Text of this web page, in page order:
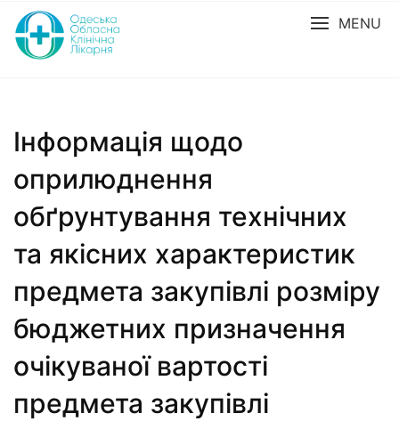
MENU
Інформація щодо
оприлюднення
обґрунтування технічних
та якісних характеристик
предмета закупівлі розміру
бюджетних призначення
очікуваної вартості
предмета закупівлі